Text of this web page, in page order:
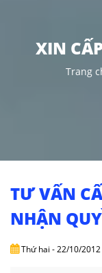
NHÀ
TỤC
ĐẤT
VĂN
-
XIN
Trang
TƯ VẤN
NHẬN
Thứ hai - 22/10/2012